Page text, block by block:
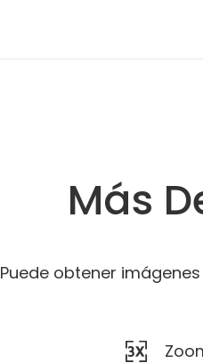
Más
Puede obtener